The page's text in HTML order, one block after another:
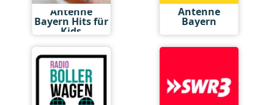
Antenne
Bayern Hits für
Kids
Antenne
Bayern